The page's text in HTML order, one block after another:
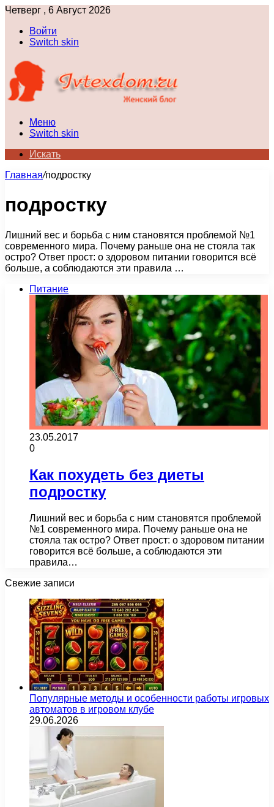
Четверг , 6 Август 2026
Войти
Switch skin
Меню
Switch skin
Искать
Главная/подростку
подростку
Лишний вес и борьба с ним становятся проблемой №1
современного мира. Почему раньше она не стояла так
остро? Ответ прост: о здоровом питании говорится всё
больше, а соблюдаются эти правила …
Питание
23.05.2017
0
Как похудеть без диеты
подростку
Лишний вес и борьба с ним становятся проблемой
№1 современного мира. Почему раньше она не
стояла так остро? Ответ прост: о здоровом питании
говорится всё больше, а соблюдаются эти
правила…
Свежие записи
Популярные методы и особенности работы игровых
автоматов в игровом клубе
29.06.2026